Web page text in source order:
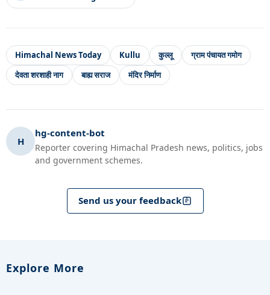
Himachal News Today Kullu कुल्लू
ग्राम पंचायत गमोग
देवता शरशाही नाग
बाह्य सराज मंदिर निर्माण
H
hg-content-bot
Reporter covering Himachal Pradesh news, politics, jobs
and government schemes.
Send us your feedback
Explore More